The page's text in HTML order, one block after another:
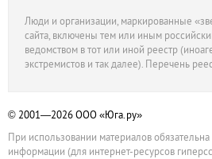
Люди и организации, маркированные
сайта, включены тем или иным
ведомством в тот или иной реестр
экстремистов и так далее). Перечень
© 2001—2026ООО «Юга.ру»
При использовании материалов
информации (для интернет-ресурсов